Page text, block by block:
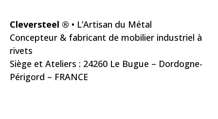
Cleversteel ® • L’Artisan du Métal
Concepteur & fabricant de mobilier industriel à
rivets
Siège et Ateliers : 24260 Le Bugue – Dordogne-
Périgord – FRANCE